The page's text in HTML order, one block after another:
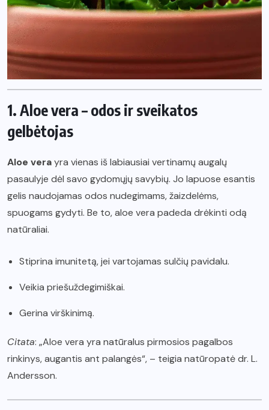
1. Aloe vera – odos ir sveikatos
gelbėtojas
Aloe verayra vienas iš labiausiai vertinamų augalų
pasaulyje dėl savo gydomųjų savybių. Jo lapuose esantis
gelis naudojamas odos nudegimams, žaizdelėms,
spuogams gydyti. Be to, aloe vera padeda drėkinti odą
natūraliai.
Stiprina imunitetą, jei vartojamas sulčių pavidalu.
Veikia priešuždegimiškai.
Gerina virškinimą.
Citata: „Aloe vera yra natūralus pirmosios pagalbos
rinkinys, augantis ant palangės“, – teigia natūropatė dr. L.
Andersson.